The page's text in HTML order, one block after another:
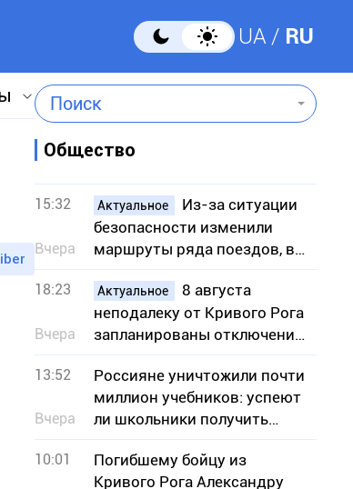
UA RU
Поиск
Общество
15:32
Вчера
Актуальное
Из-за ситуации
безопасности изменили
маршруты ряда поездов, в
частности сообщением с
Кривым Рогом
18:23
Вчера
Актуальное
8 августа
неподалеку от Кривого Рога
запланированы отключения
света – адреса
13:52
Вчера
Россияне уничтожили почти
миллион учебников: успеют
ли школьники получить
книги к учебному году
10:01
Погибшему бойцу из
Кривого Рога Александру